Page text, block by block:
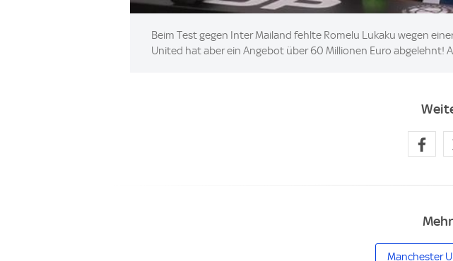
Beim Test gegen Inter Mailand fehlte Romelu Lukaku wegen
United hat aber ein Angebot über 60 Millionen Euro abgelehnt!
Manchester